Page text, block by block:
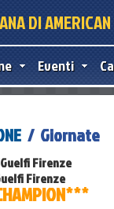
DI
Eventi
/ Giornate
Firenze